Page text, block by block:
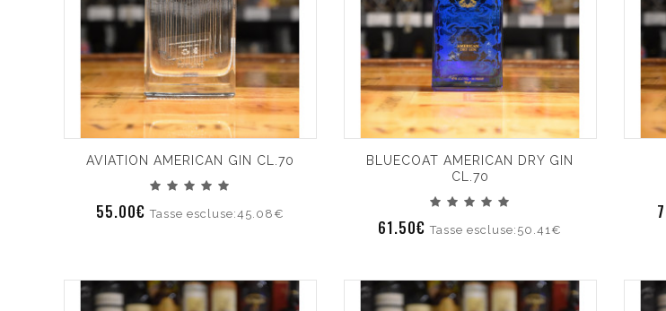
AVIATION AMERICAN GIN CL.70
55.00€Tasse escluse:45.08€
BLUECOAT AMERICAN DRY GIN
CL.70
61.50€Tasse escluse:50.41€